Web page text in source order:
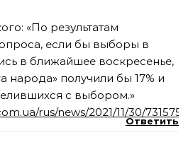
«По результатам
если бы выборы в
в ближайшее воскресенье,
народа» получили бы 17% и
с выбором.»
rus/news/2021/11/30/7315753/
Ответить